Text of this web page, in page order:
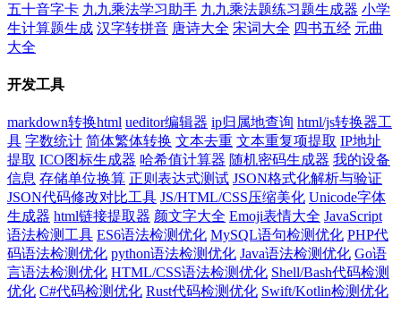
五十音字卡 九九乘法学习助手 九九乘法题练习题生成器 小学
生计算题生成 汉字转拼音 唐诗大全 宋词大全 四书五经 元曲
大全
开发工具
markdown转换html ueditor编辑器 ip归属地查询 html/js转换器工
具 字数统计 简体繁体转换 文本去重 文本重复项提取 IP地址
提取 ICO图标生成器 哈希值计算器 随机密码生成器 我的设备
信息 存储单位换算 正则表达式测试 JSON格式化解析与验证
JSON代码修改对比工具 JS/HTML/CSS压缩美化 Unicode字体
生成器 html链接提取器 颜文字大全 Emoji表情大全 JavaScript
语法检测工具 ES6语法检测优化 MySQL语句检测优化 PHP代
码语法检测优化 python语法检测优化 Java语法检测优化 Go语
言语法检测优化 HTML/CSS语法检测优化 Shell/Bash代码检测
优化 C#代码检测优化 Rust代码检测优化 Swift/Kotlin检测优化